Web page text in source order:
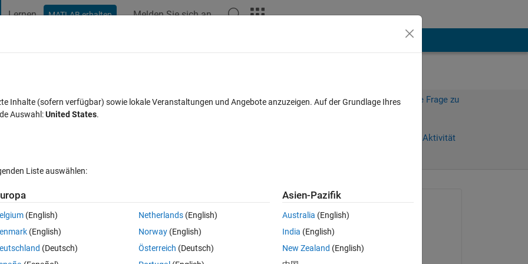
Lernen MATLAB erhalten Melden Sie sich an
Melden Sie sich an, um diese Frage zu
Anmelden, um Aktivität
0 Stimmen
the function acceopts a Text file name as input. I want to open this
can I do? here is the function:
Meisam
am 9 Mär. 2012
Inhalte (sofern verfügbar) sowie lokale Veranstaltungen und Angebote anzuzeigen. Auf der Grundlage Ihres
Auswahl:United States.
Liste auswählen:
(English)
(English)
(Deutsch)
Netherlands(English)
Norway(English)
Österreich (Deutsch)
Asien-Pazifik
Australia (English)
India (English)
New Zealand (English)